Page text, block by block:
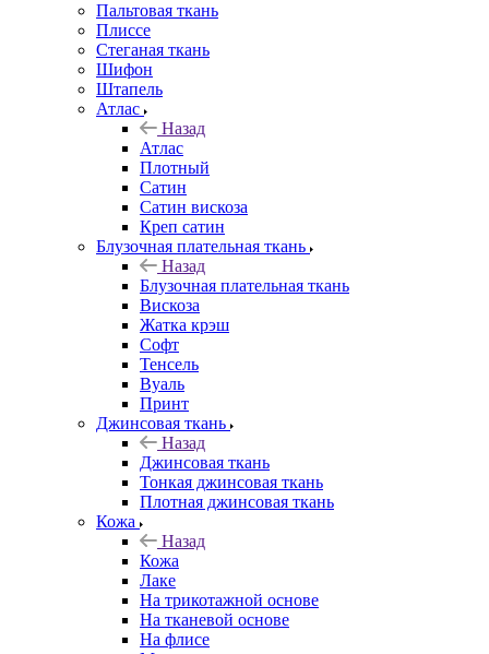
Пальтовая ткань
Плиссе
Стеганая ткань
Шифон
Штапель
Атлас
Назад
Атлас
Плотный
Сатин
Сатин вискоза
Креп сатин
Блузочная плательная ткань
Назад
Блузочная плательная ткань
Вискоза
Жатка крэш
Софт
Тенсель
Вуаль
Принт
Джинсовая ткань
Назад
Джинсовая ткань
Тонкая джинсовая ткань
Плотная джинсовая ткань
Кожа
Назад
Кожа
Лаке
На трикотажной основе
На тканевой основе
На флисе